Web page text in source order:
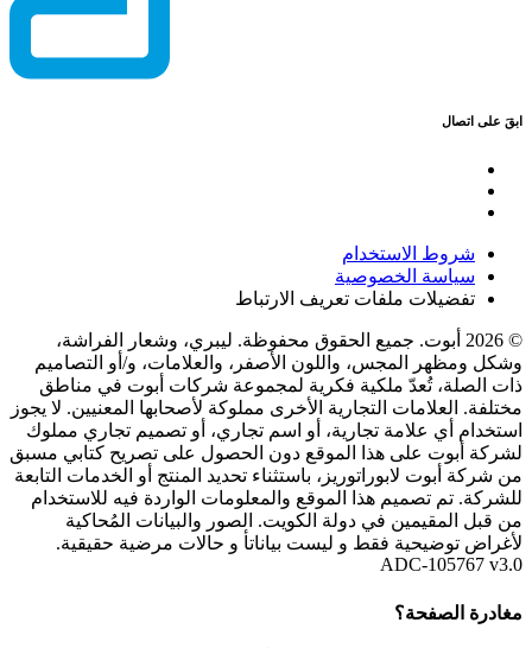
ابقَ على اتصال
شروط الاستخدام
سياسة الخصوصية
تفضيلات ملفات تعريف الارتباط
© 2026 أبوت. جميع الحقوق محفوظة. ليبري، وشعار الفراشة،
وشكل ومظهر المجس، واللون الأصفر، والعلامات، و/أو التصاميم
ذات الصلة، تُعدّ ملكية فكرية لمجموعة شركات أبوت في مناطق
مختلفة. العلامات التجارية الأخرى مملوكة لأصحابها المعنيين. لا يجوز
استخدام أي علامة تجارية، أو اسم تجاري، أو تصميم تجاري مملوك
لشركة أبوت على هذا الموقع دون الحصول على تصريح كتابي مسبق
من شركة أبوت لابوراتوريز، باستثناء تحديد المنتج أو الخدمات التابعة
للشركة. تم تصميم هذا الموقع والمعلومات الواردة فيه للاستخدام
من قبل المقيمين في دولة الكويت. الصور والبيانات المُحاكية
لأغراض توضيحية فقط و ليست بياناتأ و حالات مرضية حقيقية.
ADC-105767 v3.0
مغادرة الصفحة؟